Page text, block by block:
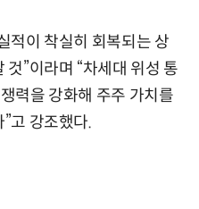
적이 착실히 회복되는 상
”이라며 “차세대 위성 통
력을 강화해 주주 가치를
고 강조했다.